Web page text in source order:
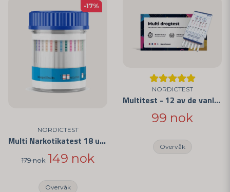
NORDICTEST
Multi Narkotikatest 18 ulike narkotika
179 nok 149 nok
Overvåk
-17%
NORDICTEST
Multitest - 12 av de vanligste medikamentene
99 nok
Overvåk